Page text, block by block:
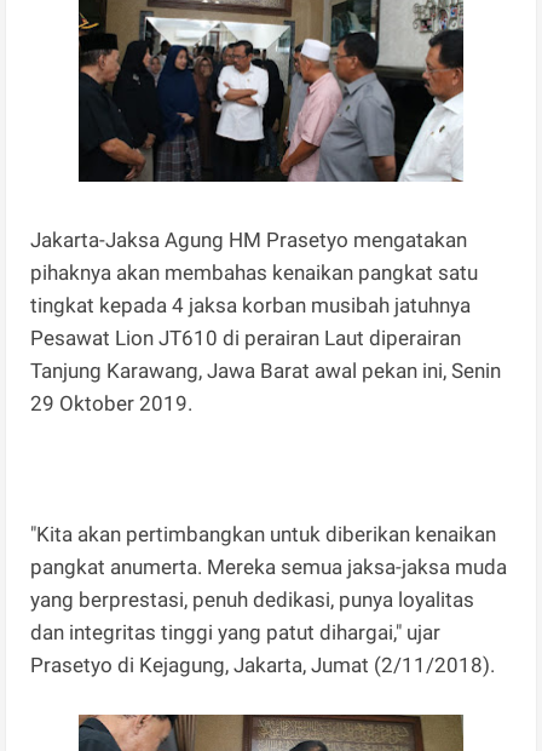
Jakarta-Jaksa Agung HM Prasetyo mengatakan
pihaknya akan membahas kenaikan pangkat satu
tingkat kepada 4 jaksa korban musibah jatuhnya
Pesawat Lion JT610 di perairan Laut diperairan
Tanjung Karawang, Jawa Barat awal pekan ini, Senin
29 Oktober 2019.
"Kita akan pertimbangkan untuk diberikan kenaikan
pangkat anumerta. Mereka semua jaksa-jaksa muda
yang berprestasi, penuh dedikasi, punya loyalitas
dan integritas tinggi yang patut dihargai," ujar
Prasetyo di Kejagung, Jakarta, Jumat (2/11/2018).